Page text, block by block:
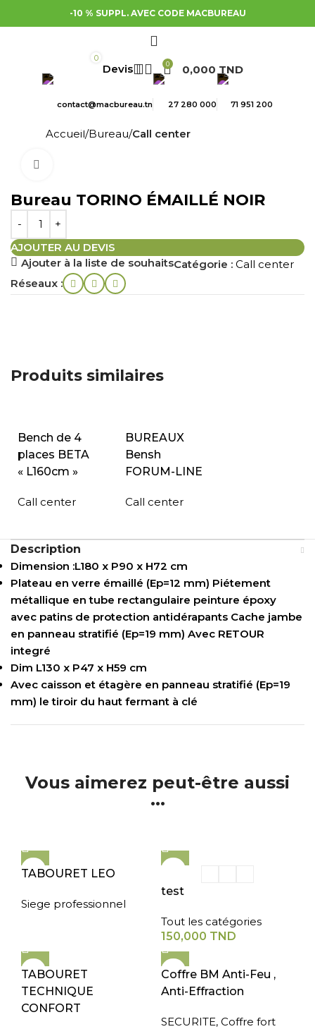
-10 % SUPPL. AVEC CODE MACBUREAU
0
0 0,000 TND
contact@macbureau.tn 27 280 000 71 951 200
Accueil Bureau Call center
Bureau TORINO ÉMAILLÉ NOIR
AJOUTER AU DEVIS
Ajouter à la liste de souhaitsCatégorie : Call center
Réseaux :
Produits similaires
Bench de 4
places BETA
« L160cm »
Call center
BUREAUX
Bensh
FORUM-LINE
Call center
Description
Dimension :L180 x P90 x H72 cm
Plateau en verre émaillé (Ep=12 mm) Piétement
métallique en tube rectangulaire peinture époxy
avec patins de protection antidérapants Cache jambe
en panneau stratifié (Ep=19 mm) Avec RETOUR
integré
Dim L130 x P47 x H59 cm
Avec caisson et étagère en panneau stratifié (Ep=19
mm) le tiroir du haut fermant à clé
Vous aimerez peut-être aussi
...
TABOURET LEO
Siege professionnel
test
Tout les catégories
150,000 TND
TABOURET
TECHNIQUE
CONFORT
Coffre BM Anti-Feu ,
Anti-Effraction
SECURITE, Coffre fort